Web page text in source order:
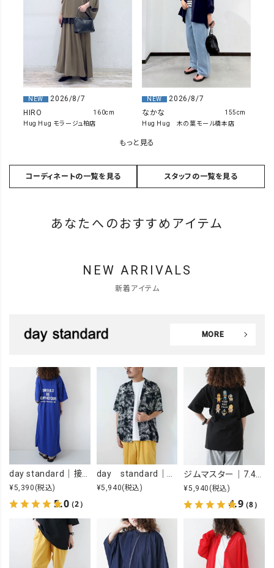
NEW
2026/8/7
HIRO
Hug Hug モラージュ柏店
160cm
NEW
2026/8/7
なかな
Hug Hug 木の葉モール橋本店
155cm
もっと見る
コーディネートの一覧を見る スタッフの一覧を見る
あなたへのおすすめアイテム
NEW ARRIVALS
新着アイテム
MORE
day standard｜接触冷感ロゴワンピース [[J262125-28]][D]
¥5,390 (税込)
5.0（2）
day standard｜オープンカラーアロハシャツ [[d-c-028]][D]
¥5,940(税込) ¥5,940 (税込)
4.9（8）